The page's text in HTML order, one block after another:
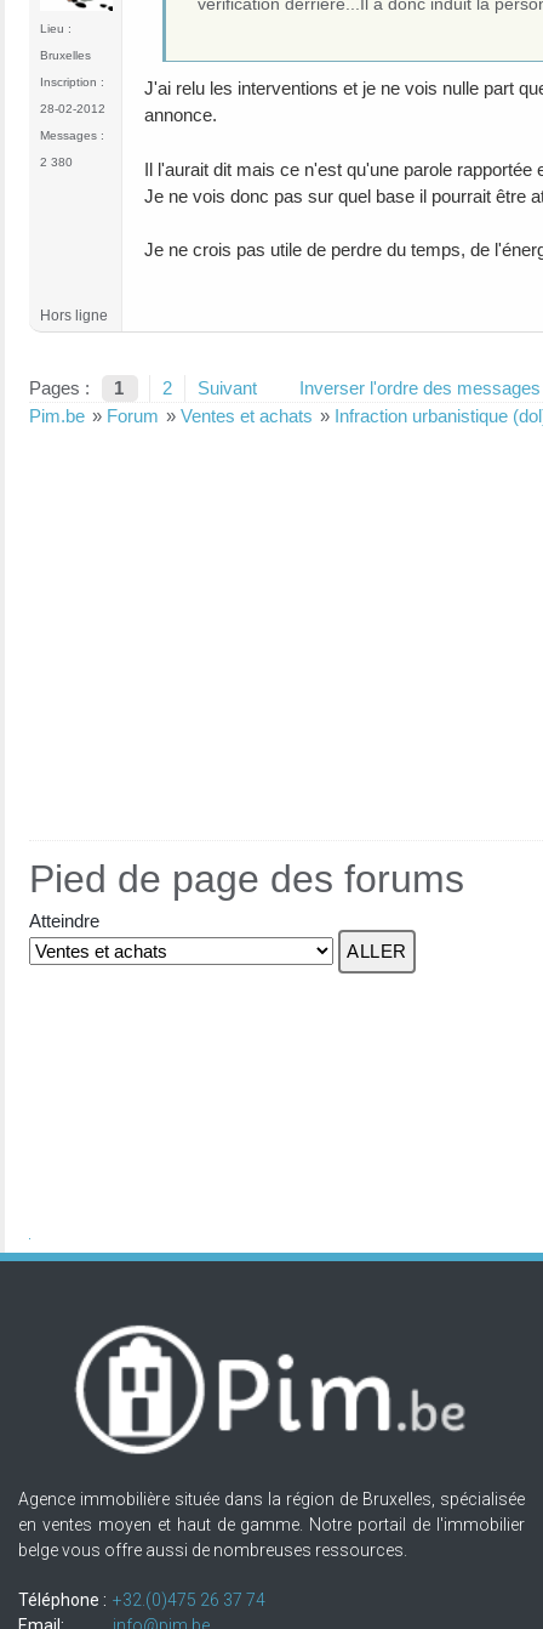
Lieu :
Bruxelles
Inscription :
28-02-2012
Messages :
2 380
J'ai relu les interventions et je ne vois nulle part
annonce.
Il l'aurait dit mais ce n'est qu'une parole
Je ne vois donc pas sur quel base il pourrait être
Je ne crois pas utile de perdre du temps, de
Hors ligne
Pages : 1 2 Suivant
Inverser l'ordre des messages
Pim.be » Forum » Ventes et achats » Infraction urbanistique
Pied de page des forums
Atteindre
Agence immobilière située dans la région de Bruxelles, spécialisée
en ventes moyen et haut de gamme. Notre portail de l'immobilier
belge vous offre aussi de nombreuses ressources.
Téléphone : +32.(0)475 26 37 74